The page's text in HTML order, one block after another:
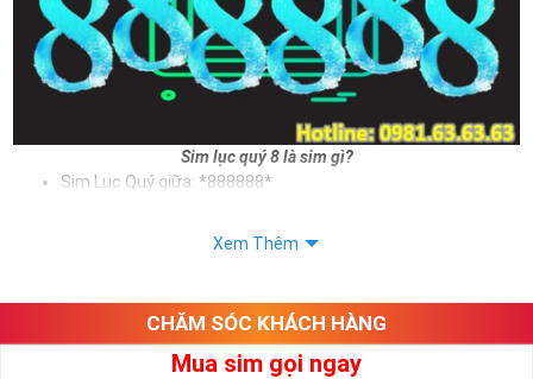
Sim lục quý 8 là sim gì?
Sim Lục Quý giữa: *888888*
Sử dụng sim lục quý 8 giúp chủ sở hữu khẳng định được bản thân,
8 mang lại cho người dùng là vô tận. Sim giúp cho người dùng phát
tài, phát lộc, phát may mắn
Xem Thêm
CHĂM SÓC KHÁCH HÀNG
Mua sim gọi ngay